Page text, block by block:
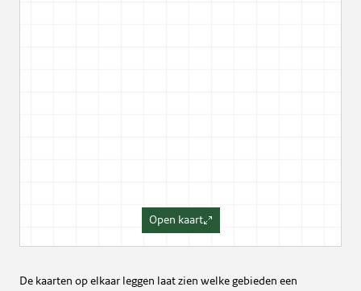
Open kaart
De kaarten op elkaar leggen laat zien welke gebieden een